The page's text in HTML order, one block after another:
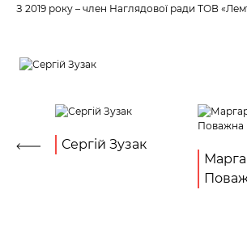
З 2019 року – член Наглядової ради ТОВ
Сергій Зузак